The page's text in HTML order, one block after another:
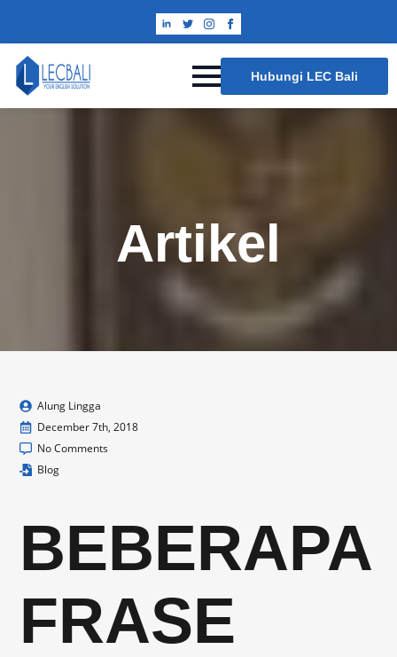
Hubungi LEC Bali
Artikel
Alung Lingga
December 7th, 2018
No Comments
Blog
BEBERAPA
FRASE